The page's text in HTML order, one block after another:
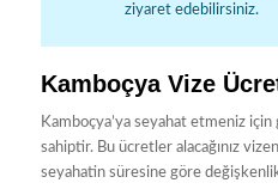
ziyaret edebilirsiniz.
Kamboçya Vize
Kamboçya’ya seyahat etmeniz
sahiptir. Bu ücretler alacağınız
seyahatin süresine göre